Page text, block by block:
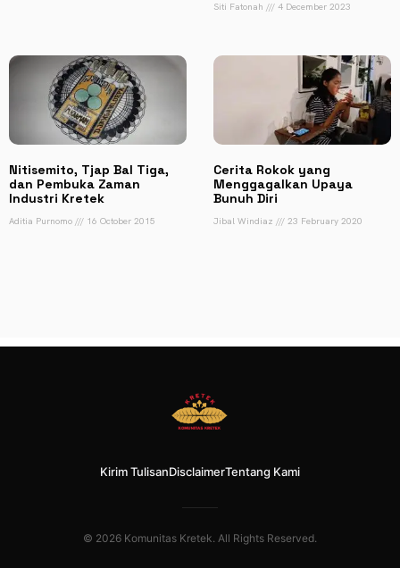
Siti Fatonah 4 December 2023
Nitisemito, Tjap Bal Tiga,
dan Pembuka Zaman
Industri Kretek
Aditia Purnomo 16 October 2015
Cerita Rokok yang
Menggagalkan Upaya
Bunuh Diri
Jibal Windiaz 23 February 2020
Kirim TulisanDisclaimerTentang Kami
© 2026 Komunitas Kretek. All Rights Reserved.